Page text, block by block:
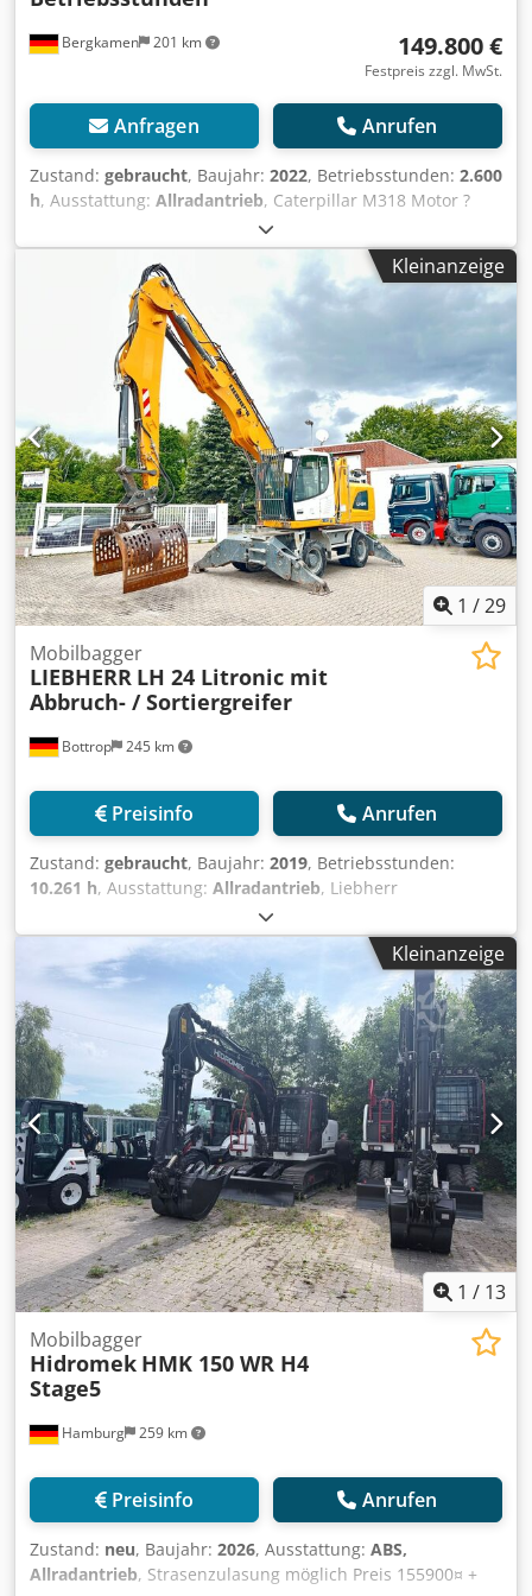
Bergkamen 201 km 149.800 €
Festpreis zzgl. MwSt.
Anfragen Anrufen
Zustand: gebraucht, Baujahr: 2022, Betriebsstunden: 2.600
h, Ausstattung: Allradantrieb, Caterpillar M318 Motor ?
Motor: Cat C4.4 ? Leistung (ISO 14396): 129 kW / ca. 176 PS
? Hubraum: 4,4 l ? Zylinder: 4 ? Emission: EU Stage V
Fahrleistung Höchstgeschwindigkeit: bis ca. 35 km/h *
Antrieb: hydrostatischer Fahrantrieb * Lenkung: Allrad mit
Pendelachse Tank & Hydraulik Dieseltank: ca. 350 Liter *
Hydrauliksystem: Load-Sensing Hydraulik mit mehreren
Zusatzkreisen für Anbaugeräte Klimaanlage Cjdpfjzqx Rtjx
Ab Serf Erst 2600 Betriebsstunden und eine sehr gute
Zustand
Kleinanzeige
1 /29
Bottrop 245 km
Mobilbagger
LIEBHERR LH 24 Litronic mit
Abbruch- / Sortiergreifer
Preisinfo Anrufen
Zustand: gebraucht, Baujahr: 2019, Betriebsstunden:
10.261 h, Ausstattung: Allradantrieb, Liebherr
Mobilbagger LH24 Typ: LH24 LITRONIC Bj. 2019
Seriennummer : WLHZ1251TZK117267 Arbeitstunden :
10261 h 4 Zylinder Liebherr Motor 105 KW 4x Hydrl.
Abstützpunkte + Liebherr SG25 Abbruch- / Sortiergreifer
Gerne unterstützen wir Sie auch im Bereich
Finanzierung/Leasing mit unserem Partnern. Crsdpfx
Abozq Ilae Sef Alle Angaben ohne Gewähr. Irrtum und
Zwischenhandel vorbehalten.
Kleinanzeige
1 / 13
Hamburg 259 km
Mobilbagger
Hidromek HMK 150 WR H4
Stage5
Preisinfo Anrufen
Zustand: neu, Baujahr: 2026, Ausstattung: ABS,
Allradantrieb, Strasenzulasung möglich Preis 155900¤ +